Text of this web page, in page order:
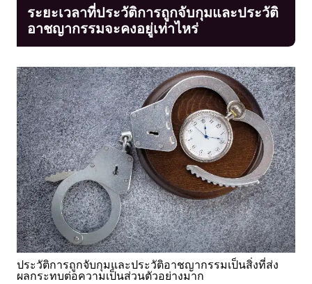
ระยะเวลาที่ประวัติการถูกจับกุมและประวัติ
อาชญากรรมจะคงอยู่เท่าไหร่
ประวัติการถูกจับกุมและประวัติอาชญากรรมเป็นสิ่งที่ส่ง
ผลกระทบต่อความเป็นส่วนตัวอย่างมาก